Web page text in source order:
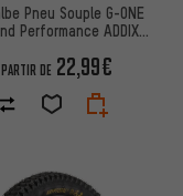
Pneu Souple G-ONE
Performance ADDIX
DE 22,99€